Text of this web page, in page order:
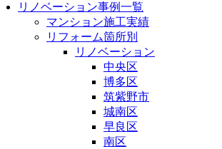
リノベーション事例一覧
マンション施工実績
リフォーム箇所別
リノベーション
中央区
博多区
筑紫野市
城南区
早良区
南区